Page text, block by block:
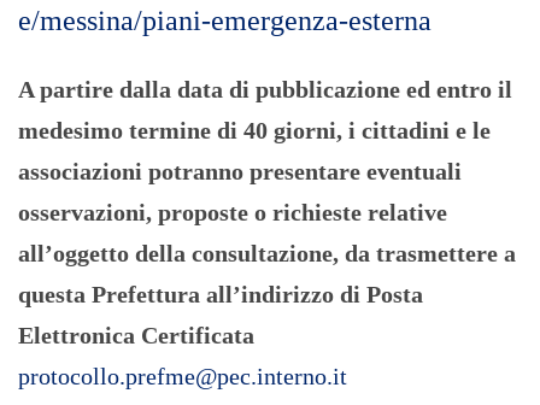
e/messina/piani-emergenza-esterna
A partire dalla data di pubblicazione ed entro il
medesimo termine di 40 giorni, i cittadini e le
associazioni potranno presentare eventuali
osservazioni, proposte o richieste relative
all’oggetto della consultazione, da trasmettere a
questa Prefettura all’indirizzo di Posta
Elettronica Certificata
protocollo.prefme@pec.interno.it